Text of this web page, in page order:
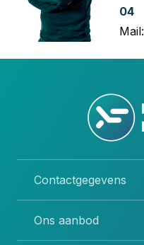
04
Mail:
Contactgegevens
Ons aanbod